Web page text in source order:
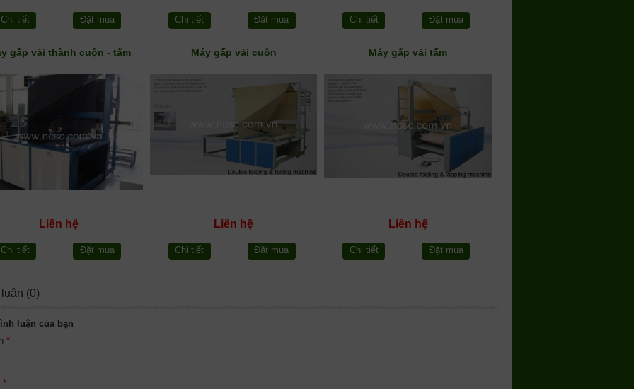
Chi tiết Đặt mua Chi tiết Đặt mua Chi tiết Đặt mua
gấp vải thành cuộn - tấm
Liên hệ
Chi tiết Đặt mua
Máy gấp vải cuộn
Liên hệ
Chi tiết Đặt mua
Máy gấp vải tấm
Liên hệ
Chi tiết Đặt mua
(0)
luận của bạn
*
*